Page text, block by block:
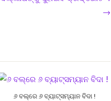
→
୬ ବଲ୍‌ରେ ୬ ବ୍ୟାଟ୍ସମ୍ୟାନ ବିଦା !